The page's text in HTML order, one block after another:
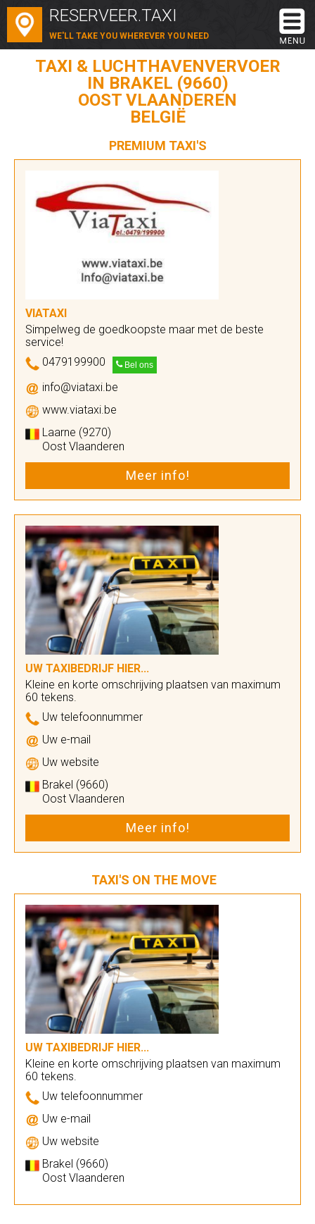
RESERVEER.TAXI
WE'LL TAKE YOU WHEREVER YOU NEED
TAXI & LUCHTHAVENVERVOER
IN BRAKEL (9660)
OOST VLAANDEREN
BELGIË
PREMIUM TAXI'S
VIATAXI
Simpelweg de goedkoopste maar met de beste
service!
0479199900
Bel ons
info@viataxi.be
www.viataxi.be
Laarne (9270)
Oost Vlaanderen
Meer info!
UW TAXIBEDRIJF HIER...
Kleine en korte omschrijving plaatsen van maximum
60 tekens.
Uw telefoonnummer
Uw e-mail
Uw website
Brakel (9660)
Oost Vlaanderen
Meer info!
TAXI'S ON THE MOVE
UW TAXIBEDRIJF HIER...
Kleine en korte omschrijving plaatsen van maximum
60 tekens.
Uw telefoonnummer
Uw e-mail
Uw website
Brakel (9660)
Oost Vlaanderen